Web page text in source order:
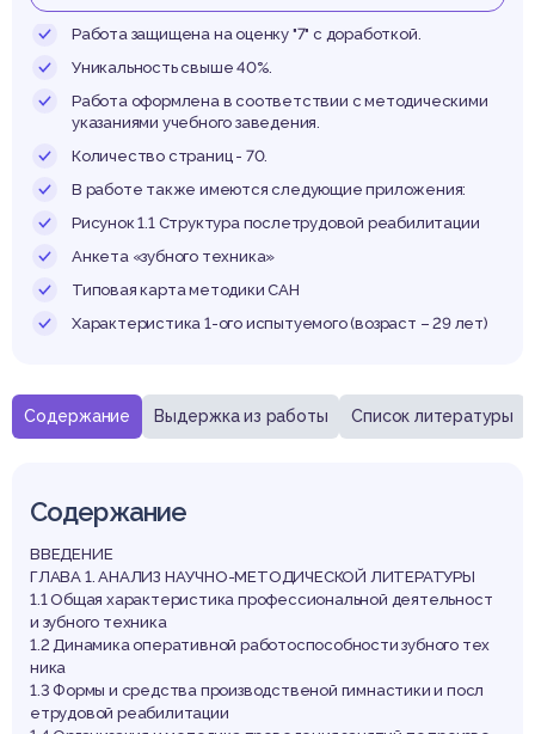
Содержание Выдержка из работы Список литературы
Содержание
ВВЕДЕНИЕ
ГЛАВА 1. АНАЛИЗ НАУЧНО-МЕТОДИЧЕСКОЙ ЛИТЕРАТУРЫ
1.1 Общая характеристика профессиональной деятельност
и зубного техника
1.2 Динамика оперативной работоспособности зубного тех
ника
1.3 Формы и средства производственой гимнастики и посл
етрудовой реабилитации
Работа защищена на оценку "7" с доработкой.
Уникальность свыше 40%.
Работа оформлена в соответствии с методическими
указаниями учебного заведения.
Количество страниц - 70.
В работе также имеются следующие приложения:
Рисунок 1.1 Структура послетрудовой реабилитации
Анкета «зубного техника»
Типовая карта методики САН
Характеристика 1-ого испытуемого (возраст – 29 лет)